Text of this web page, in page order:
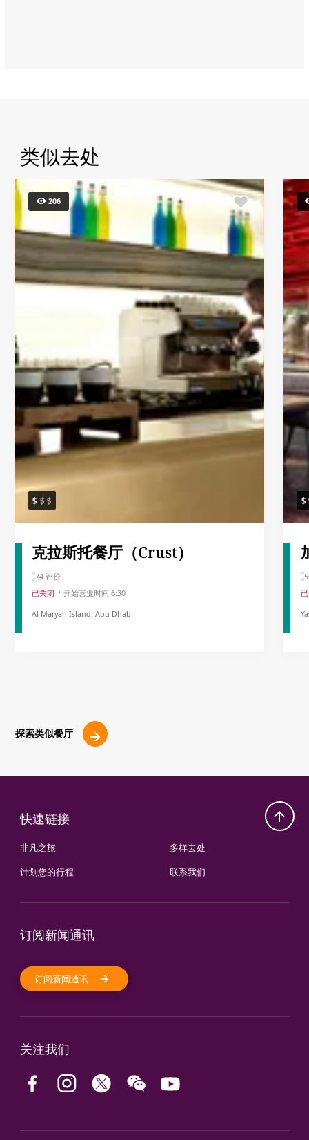
类似去处
206
克拉斯托餐厅（Crust）
74 评价
已关闭
开始营业时间 6:30
Al Maryah Island, Abu Dhabi
探索类似餐厅
快速链接
非凡之旅
计划您的行程
多样去处
联系我们
订阅新闻通讯
订阅新闻通讯
关注我们